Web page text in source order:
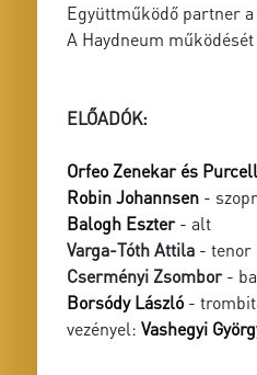
Együttműködő partner a
A Haydneum
ELŐADÓK:
Orfeo Zenekar és
Robin Johannsen -
Balogh Eszter- alt
Varga-Tóth Attila - tenor
Cserményi Zsombor-
Borsódy László -
vezényel: Vashegyi